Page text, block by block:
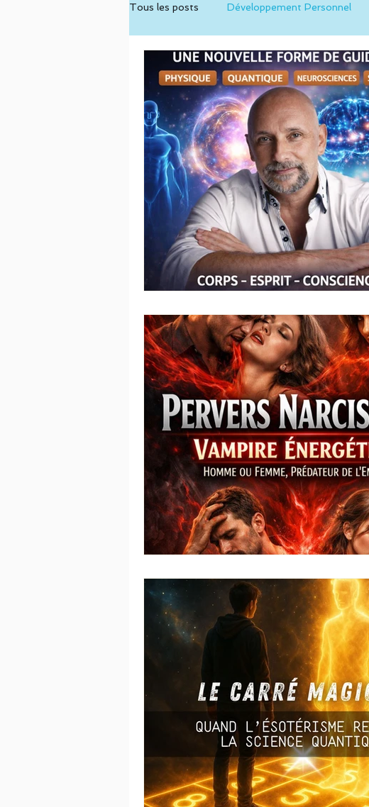
Tous les posts Développement Personnel
Eveil Quantique Science & Spiritualité
Psychologie Positive Neurosciences
Niveaux de Conscience Lithothérapie
Géométrie Sacrée Préparation mentale